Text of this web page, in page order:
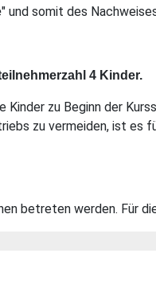
" und somit des
4 Kinder.
zu Beginn der
zu vermeiden, ist es
betreten werden. Für